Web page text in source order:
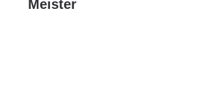
Meister